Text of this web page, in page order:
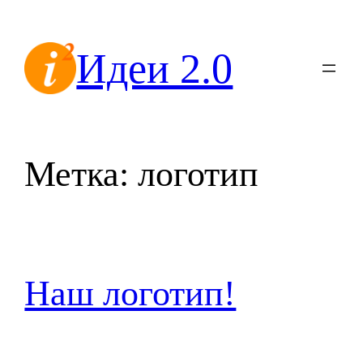
содержимомуИдеи 2.0
Метка:логотип
Наш логотип!